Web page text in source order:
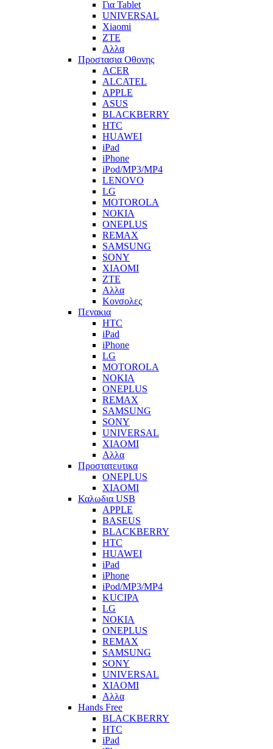
Για Tablet
UNIVERSAL
Xiaomi
ZTE
Αλλα
Προστασια Οθονης
ACER
ALCATEL
APPLE
ASUS
BLACKBERRY
HTC
HUAWEI
iPad
iPhone
iPod/MP3/MP4
LENOVO
LG
MOTOROLA
NOKIA
ONEPLUS
REMAX
SAMSUNG
SONY
XIAOMI
ZTE
Αλλα
Κονσολες
Πενακια
HTC
iPad
iPhone
LG
MOTOROLA
NOKIA
ONEPLUS
REMAX
SAMSUNG
SONY
UNIVERSAL
XIAOMI
Αλλα
Προστατευτικα
ONEPLUS
XIAOMI
Καλωδια USB
APPLE
BASEUS
BLACKBERRY
HTC
HUAWEI
iPad
iPhone
iPod/MP3/MP4
KUCIPA
LG
NOKIA
ONEPLUS
REMAX
SAMSUNG
SONY
UNIVERSAL
XIAOMI
Αλλα
Hands Free
BLACKBERRY
HTC
iPad